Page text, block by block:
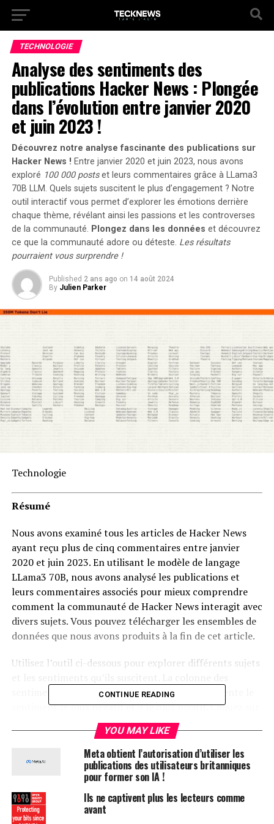
TECHNOLOGIE
Analyse des sentiments des
publications Hacker News : Plongée
dans l’évolution entre janvier 2020
et juin 2023 !
Découvrez notre analyse fascinante des publications sur
Hacker News ! Entre janvier 2020 et juin 2023, nous avons
exploré 100 000 postset leurs commentaires grâce à LLama3
70B LLM. Quels sujets suscitent le plus d’engagement ? Notre
outil interactif vous permet d’explorer les émotions derrière
chaque thème, révélant ainsi les passions et les controverses
de la communauté. Plongez dans les données et découvrez
ce que la communauté adore ou déteste. Les résultats
pourraient vous surprendre !
Published 2 ans ago on 14 août 2024
By Julien Parker
Technologie
Résumé
Nous avons examiné tous les articles de Hacker News
ayant reçu plus de cinq commentaires entre janvier
2020 et juin 2023. En utilisant le modèle de langage
LLama3 70B, nous avons analysé les publications et
leurs commentaires associés pour mieux comprendre
comment la communauté de Hacker News interagit avec
divers sujets. Vous pouvez télécharger les ensembles de
données que nous avons produits à la fin de cet article.
Utilisez l’outil ci-dessous pour explorer différents sujets
sentiments indique le score médian, où 0 représente le
sentiment le plus négatif et 9 le plus positif. Cliquez sur
les en-têtes de colonne pour découvrir les sujets qui
provoquent des réactions fortes, qu’elles soient
positives ou négatives, et pour identifier les thèmes
controversés qui tendent à générer des commentaires
Motivation
CONTINUE READING
YOU MAY LIKE
Meta obtient l’autorisation d’utiliser les
publications des utilisateurs britanniques
pour former son IA !
Ils ne captivent plus les lecteurs comme
avant